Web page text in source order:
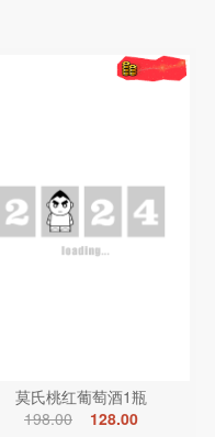
莫氏桃红葡萄酒1瓶
198.00
128.00